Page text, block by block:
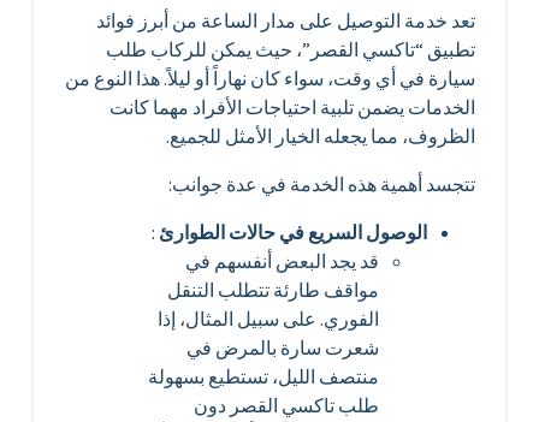
تعد خدمة التوصيل على مدار الساعة من أبرز فوائد
تطبيق “تاكسي القصر”، حيث يمكن للركاب طلب
سيارة في أي وقت، سواء كان نهاراً أو ليلاً. هذا النوع من
الخدمات يضمن تلبية احتياجات الأفراد مهما كانت
الظروف، مما يجعله الخيار الأمثل للجميع.
تتجسد أهمية هذه الخدمة في عدة جوانب:
الوصول السريع في حالات الطوارئ:
قد يجد البعض أنفسهم في
مواقف طارئة تتطلب التنقل
الفوري. على سبيل المثال، إذا
شعرت سارة بالمرض في
منتصف الليل، تستطيع بسهولة
طلب تاكسي القصر دون